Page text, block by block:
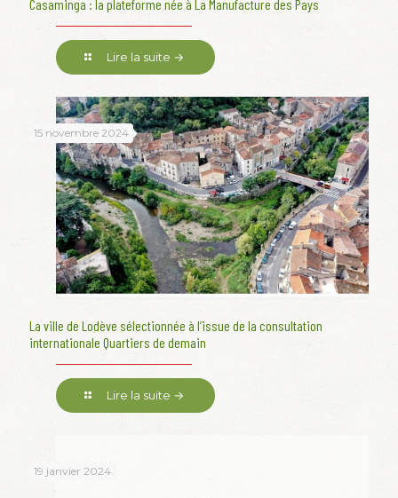
Casaminga : la plateforme née à La Manufacture des Pays
Lire la suite →
15 novembre 2024
La ville de Lodève sélectionnée à l’issue de la consultation
internationale Quartiers de demain
Lire la suite →
19 janvier 2024